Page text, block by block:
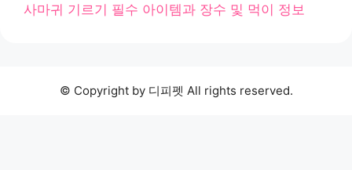
사마귀 기르기 필수 아이템과 장수 및 먹이 정보
© Copyright by 디피펫 All rights reserved.